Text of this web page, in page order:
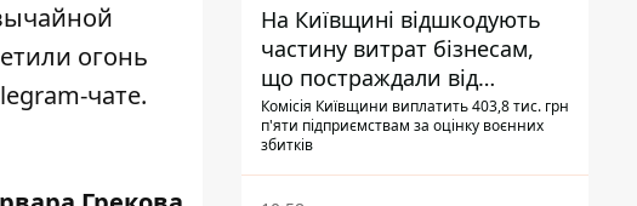
огонь
чате.
На Київщині відшкодують
частину витрат бізнесам,
що постраждали від
прильотів ракет
Комісія Київщини виплатить 403,8 тис. грн
п'яти підприємствам за оцінку воєнних
збитків